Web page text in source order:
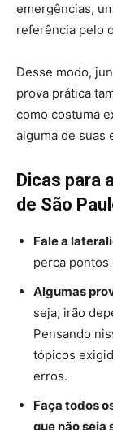
emergências,
referência pelo
Desse modo,
prova prática
como costuma
alguma de suas
Dicas para
de São
Fale a
perca pontos
Algumas
seja, irão
Pensando
tópicos
erros.
Faça todos
que não